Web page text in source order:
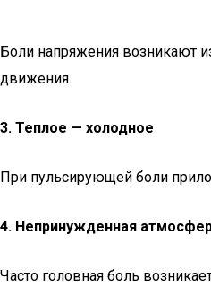
Боли напряжения возникают
движения.
3. Теплое — холодное
При пульсирующей боли
4. Непринужденная
Часто головная боль